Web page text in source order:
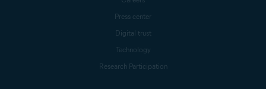
Press center
Digital trust
Technology
Research Participation